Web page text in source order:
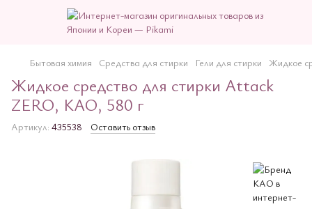
Бытовая химия Средства для стирки Гели для стирки Жидкое
Жидкое средство для стирки Attack
ZERO, КАО, 580 г
Артикул: 435538 Оставить отзыв